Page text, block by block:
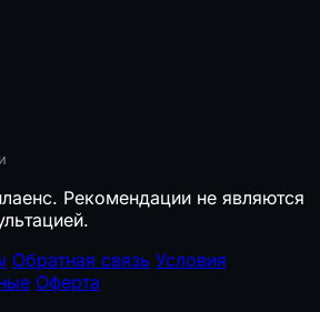
Рекомендации не являются
Обратная связь Условия
Оферта